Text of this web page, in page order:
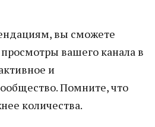
вы сможете
вашего канала в
и
Помните, что
количества.